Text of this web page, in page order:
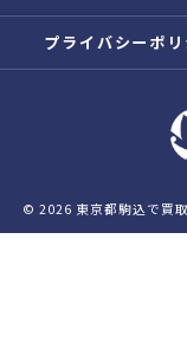
プライバシーポリ
© 2026 東京都駒込で買